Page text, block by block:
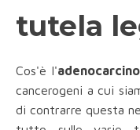
tutela
Cos'è l'
cancerogeni a cui
di contrarre questa